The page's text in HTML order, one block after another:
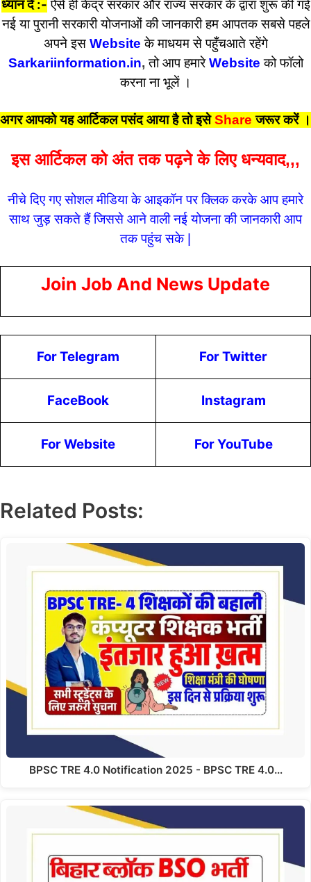
ध्यान दें :- ऐसे ही केंद्र सरकार और राज्य सरकार के द्वारा शुरू की गई
नई या पुरानी सरकारी योजनाओं की जानकारी हम आपतक सबसे पहले
अपने इसWebsite के माधयम से पहुँचआते रहेंगे
Sarkariinformation.in,तो आप हमारेWebsiteको फॉलो
करना ना भूलें ।
अगर आपको यह आर्टिकल पसंद आया है तो इसेShare जरूर करें ।
इस आर्टिकल को अंत तक पढ़ने के लिए धन्यवाद,,,
नीचे दिए गए सोशल मीडिया के आइकॉन पर क्लिक करके आप हमारे
साथ जुड़ सकते हैं जिससे आने वाली नई योजना की जानकारी आप
तक पहुंच सके |
Join Job And News Update
For Telegram For Twitter
FaceBook Instagram
For Website For YouTube
Related Posts:
BPSC TRE 4.0 Notification 2025 - BPSC TRE 4.0…